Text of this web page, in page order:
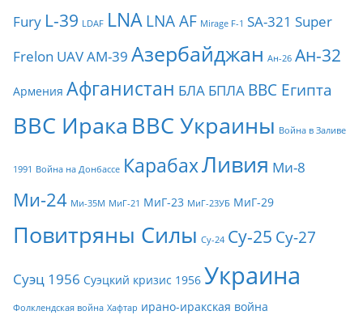
Fury L-39 LDAF LNA LNA AF Mirage F-1 SA-321 Super
Frelon UAVАМ-39 Азербайджан Ан-26 Ан-32
Армения Афганистан БЛА БПЛА ВВС Египта
ВВС Ирака ВВС Украины Война в Заливе
1991 Война на Донбассе КарабахЛивия Ми-8
Ми-24 Ми-35М МиГ-21 МиГ-23 МиГ-23УБ МиГ-29
Повитряны Силы Су-24 Су-25 Су-27
Суэц 1956 Суэцкий кризис 1956 Украина
Фолклендская война Хафтар ирано-иракская война